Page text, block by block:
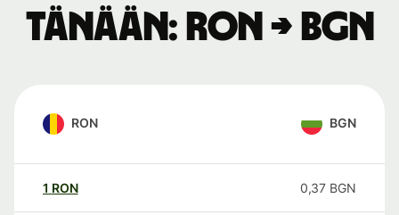
tänään: RON → BGN
RON BGN
1 RON 0,37 BGN